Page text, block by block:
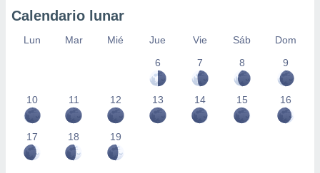
Calendario lunar
Lun Mar Mié Jue Vie Sáb
Dom
6
7 8 9
10 11 12 13 14 15 16
17 18 19